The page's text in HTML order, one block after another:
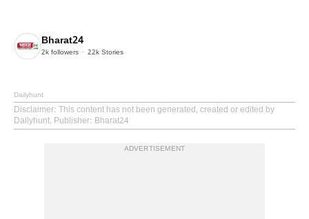
Bharat24
2k followers 22k Stories
Dailyhunt
Disclaimer: This content has not been generated, created or edited by
Dailyhunt. Publisher: Bharat24
ADVERTISEMENT